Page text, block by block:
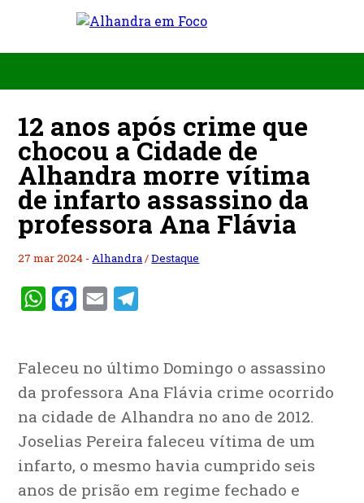
12 anos após crime que
chocou a Cidade de
Alhandra morre vítima
de infarto assassino da
professora Ana Flávia
27 mar 2024 -Alhandra/Destaque
WhatsAppFacebook
Email
Faleceu no último Domingo o assassino
da professora Ana Flávia crime ocorrido
na cidade de Alhandra no ano de 2012.
Joselias Pereira faleceu vítima de um
infarto, o mesmo havia cumprido seis
anos de prisão em regime fechado e